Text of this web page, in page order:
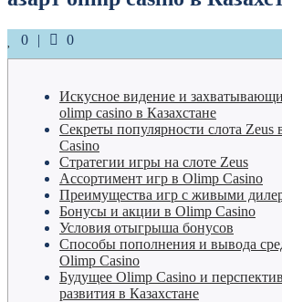
Likes
0 Comments
0
Искусное видение и
olimp casino в Казахстане
Секреты популярности слота Zeus
Casino
Стратегии игры на слоте Zeus
Ассортимент игр в Olimp Casino
Преимущества игр с живыми
Бонусы и акции в Olimp Casino
Условия отыгрыша бонусов
Способы пополнения и вывода
Olimp Casino
Будущее Olimp Casino и
развития в Казахстане